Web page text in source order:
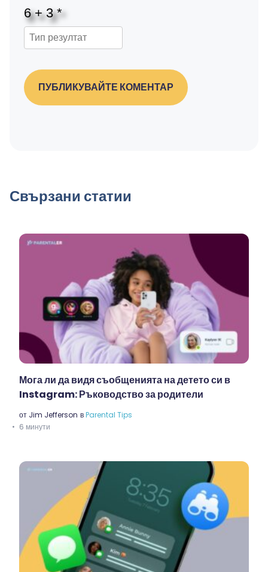
ПУБЛИКУВАЙТЕ КОМЕНТАР
Свързани статии
Мога ли да видя съобщенията на детето си в
Instagram: Ръководство за родители
от Jim Jefferson вParental Tips
6 минути